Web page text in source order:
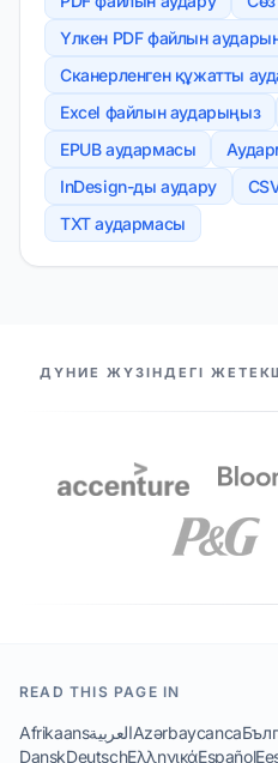
Үлкен PDF файлын
Сканерленген құжатты
Excel файлын аударыңыз
EPUB аудармасы
InDesign-ды аудару
TXT аудармасы
БІЗДІҢ СЕРІКТЕСТЕР
ДҮНИЕ ЖҮЗІНДЕГІ
READ THIS PAGE IN
AfrikaansالعربيةAzərbaycanca
DanskDeutschΕλληνικάEspañol